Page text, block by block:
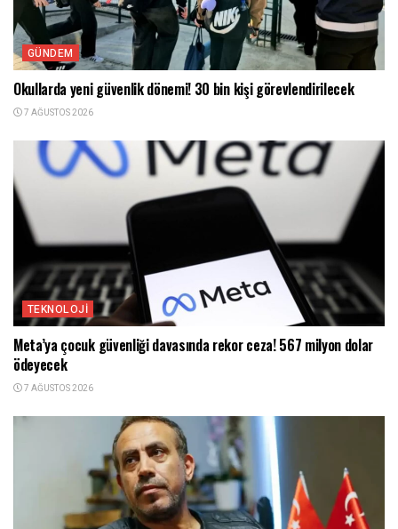
GÜNDEM
Okullarda yeni güvenlik dönemi! 30 bin kişi görevlendirilecek
7 AĞUSTOS 2026
TEKNOLOJI
Meta’ya çocuk güvenliği davasında rekor ceza! 567 milyon dolar
ödeyecek
7 AĞUSTOS 2026